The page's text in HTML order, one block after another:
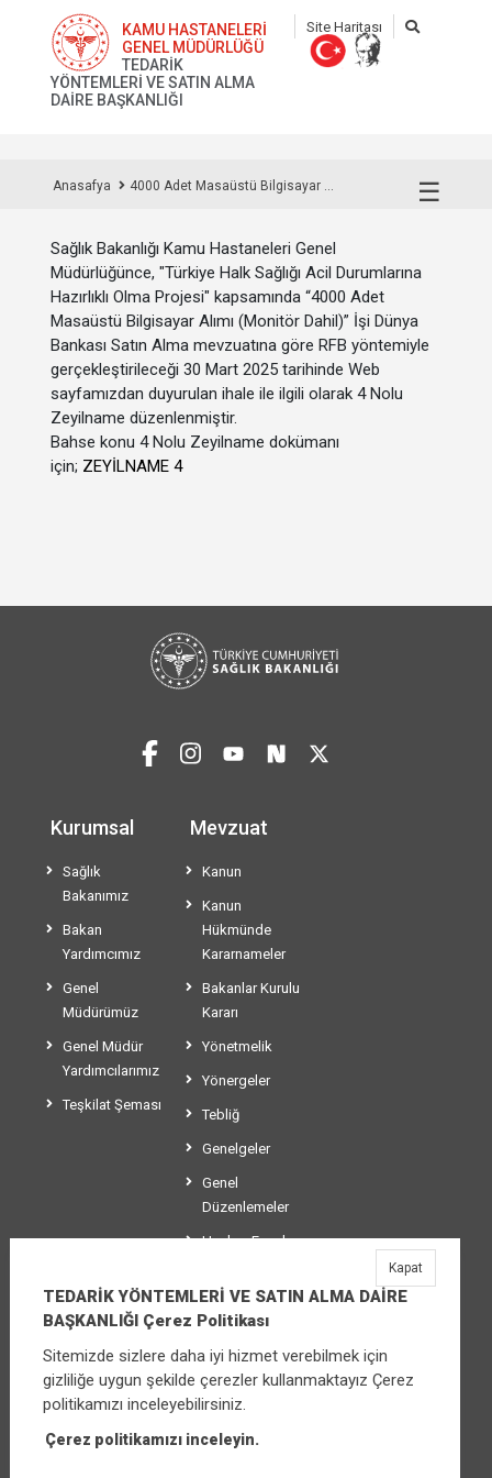
KAMU HASTANELERİ
GENEL MÜDÜRLÜĞÜ
TEDARİK
YÖNTEMLERİ VE SATIN ALMA
DAİRE BAŞKANLIĞI
Site Haritası
☰
Anasafya 4000 Adet Masaüstü Bilgisayar ...
Sağlık Bakanlığı Kamu Hastaneleri Genel
Müdürlüğünce, "Türkiye Halk Sağlığı Acil Durumlarına
Hazırlıklı Olma Projesi" kapsamında “4000 Adet
Masaüstü Bilgisayar Alımı (Monitör Dahil)” İşi Dünya
Bankası Satın Alma mevzuatına göre RFB yöntemiyle
gerçekleştirileceği 30 Mart 2025 tarihinde Web
sayfamızdan duyurulan ihale ile ilgili olarak 4 Nolu
Zeyilname düzenlenmiştir.
Bahse konu 4 Nolu Zeyilname dokümanı
için; ZEYİLNAME 4
Kurumsal
Sağlık
Bakanımız
Bakan
Yardımcımız
Genel
Müdürümüz
Genel Müdür
Yardımcılarımız
Teşkilat Şeması
Mevzuat
Kanun
Kanun
Hükmünde
Kararnameler
Bakanlar Kurulu
Kararı
Yönetmelik
Yönergeler
Tebliğ
Genelgeler
Genel
Düzenlemeler
Usul ve Esaslar
TEDARİK YÖNTEMLERİ VE SATIN ALMA
DAİRE BAŞKANLIĞI
Üniversiteler Mahallesi Şehit Mehmet Bayraktar
Caddesi No:3 Çankaya/Ankara
TEDARİK YÖNTEMLERİ VE SATIN ALMA DAİRE
BAŞKANLIĞI Çerez Politikası
Sitemizde sizlere daha iyi hizmet verebilmek için
gizliliğe uygun şekilde çerezler kullanmaktayız Çerez
politikamızı inceleyebilirsiniz.
Çerez politikamızı inceleyin.
Kapat